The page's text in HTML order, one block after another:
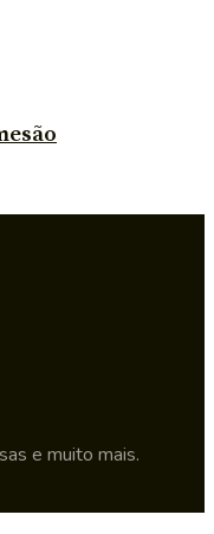
e muito mais.